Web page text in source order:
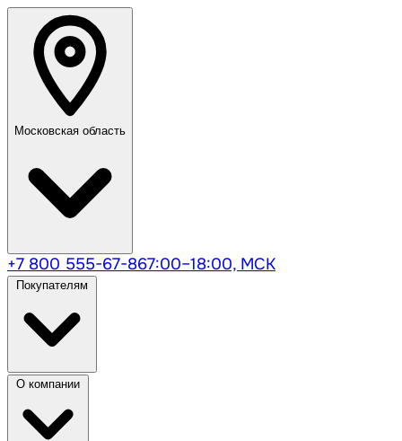
Московская область
+7 800 555-67-867:00–18:00, МСК